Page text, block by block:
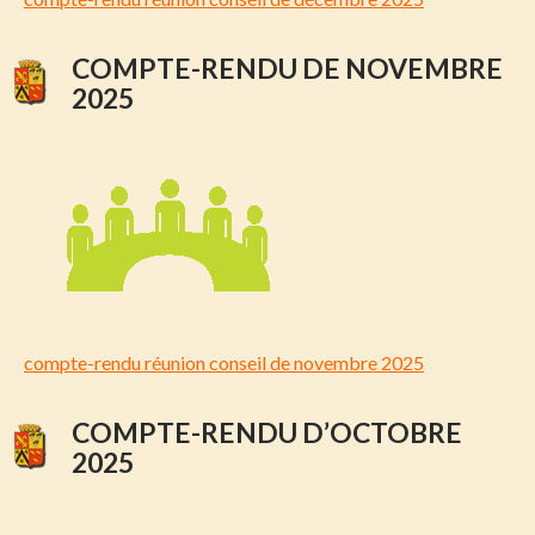
COMPTE-RENDU DE NOVEMBRE
2025
compte-rendu réunion conseil de novembre 2025
COMPTE-RENDU D’OCTOBRE
2025